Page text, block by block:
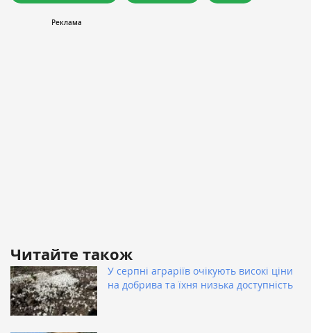
Читайте також
У серпні аграріїв очікують високі ціни
на добрива та їхня низька доступність